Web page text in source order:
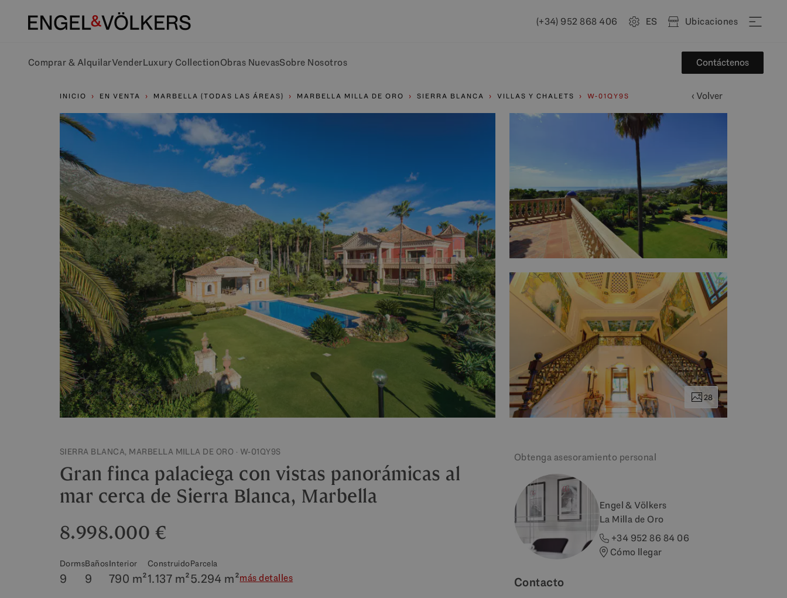
(+34) 952 868 406 ES Ubicaciones
Comprar & AlquilarVenderLuxury CollectionObras NuevasSobre Nosotros Contáctenos
INICIO EN VENTA MARBELLA (TODAS LAS ÁREAS) MARBELLA MILLA DE ORO SIERRA BLANCA VILLAS Y CHALETS W-01QY9S ‹ Volver
28
SIERRA BLANCA, MARBELLA MILLA DE ORO · W-01QY9S
Gran finca palaciega con vistas panorámicas al
mar cerca de Sierra Blanca, Marbella
8.998.000 €
Dorms
9
Baños
9
Interior
790 m²
Construido
1.137 m²
Parcela
5.294 m²más detalles
Obtenga asesoramiento personal
Engel & Völkers
La Milla de Oro
+34 952 86 84 06
Cómo llegar
Contacto